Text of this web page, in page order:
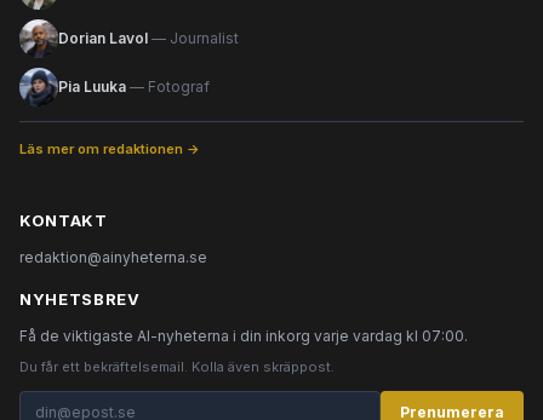
Dorian Lavol — Journalist
Pia Luuka — Fotograf
Läs mer om redaktionen →
KONTAKT
redaktion@ainyheterna.se
NYHETSBREV
Få de viktigaste AI-nyheterna i din inkorg varje vardag kl 07:00.
Du får ett bekräftelsemail. Kolla även skräppost.
Prenumerera